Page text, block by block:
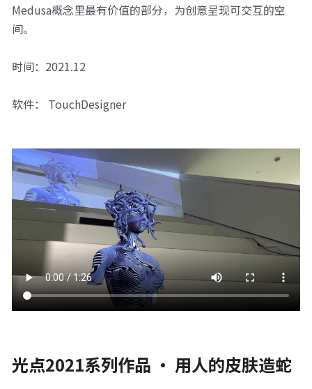
Medusa概念里最有价值的部分，为创意呈现可交互的空
间。
时间：2021.12
软件： TouchDesigner
光点2021系列作品 · 用人的皮肤造蛇